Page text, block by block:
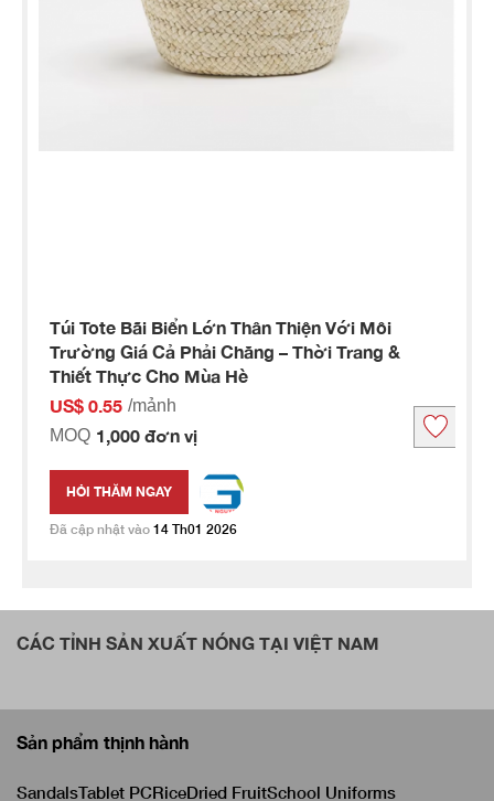
Túi Tote Bãi Biển Lớn Thân Thiện Với Môi
Trường Giá Cả Phải Chăng – Thời Trang &
Thiết Thực Cho Mùa Hè
US$ 0.55 /mảnh
MOQ 1,000 đơn vị
HỎI THĂM NGAY
Đã cập nhật vào 14 Th01 2026
CÁC TỈNH SẢN XUẤT NÓNG TẠI VIỆT NAM
Sản phẩm thịnh hành
SandalsTablet PCRiceDried FruitSchool Uniforms